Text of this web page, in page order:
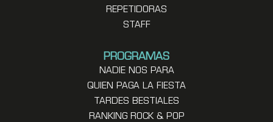
REPETIDORAS
STAFF
PROGRAMAS
NADIE NOS PARA
QUIEN PAGA LA FIESTA
TARDES BESTIALES
RANKING ROCK & POP